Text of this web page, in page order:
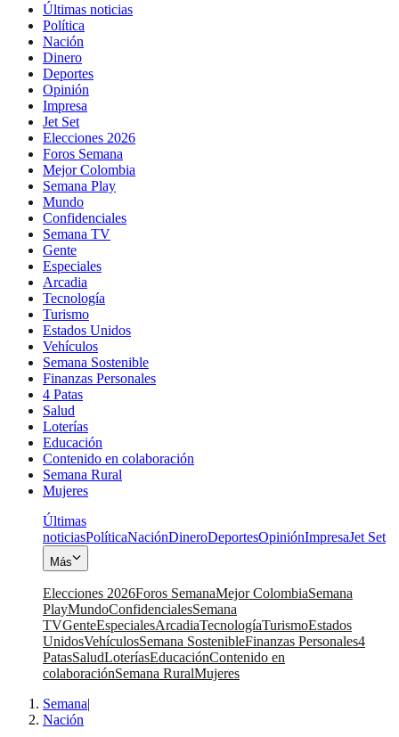
Últimas noticias
Política
Nación
Dinero
Deportes
Opinión
Impresa
Jet Set
Elecciones 2026
Foros Semana
Mejor Colombia
Semana Play
Mundo
Confidenciales
Semana TV
Gente
Especiales
Arcadia
Tecnología
Turismo
Estados Unidos
Vehículos
Semana Sostenible
Finanzas Personales
4 Patas
Salud
Loterías
Educación
Contenido en colaboración
Semana Rural
Mujeres
Últimas
noticiasPolíticaNaciónDineroDeportesOpiniónImpresaJet Set
Más
Elecciones 2026Foros SemanaMejor ColombiaSemana
PlayMundoConfidencialesSemana
TVGenteEspecialesArcadiaTecnologíaTurismoEstados
UnidosVehículosSemana SostenibleFinanzas Personales4
PatasSaludLoteríasEducaciónContenido en
colaboraciónSemana RuralMujeres
Semana|
Nación